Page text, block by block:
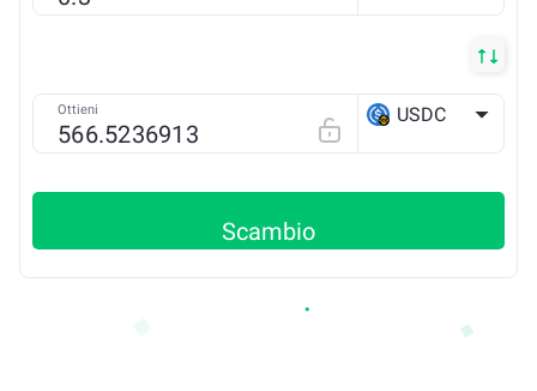
Ottieni USDC
Scambio